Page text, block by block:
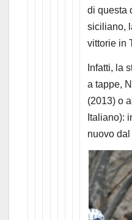
di questa
siciliano,
vittorie in
Infatti, la
a tappe,
(2013) o
Italiano):
nuovo dal